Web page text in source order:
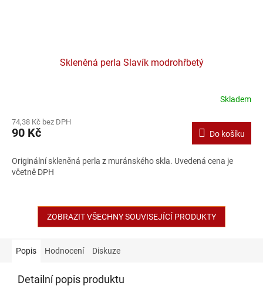
Skleněná perla Slavík modrohřbetý
Skladem
74,38 Kč bez DPH
90 Kč Do košíku
Originální skleněná perla z muránského skla. Uvedená cena je
včetně DPH
ZOBRAZIT VŠECHNY SOUVISEJÍCÍ PRODUKTY
Popis Hodnocení Diskuze
Detailní popis produktu